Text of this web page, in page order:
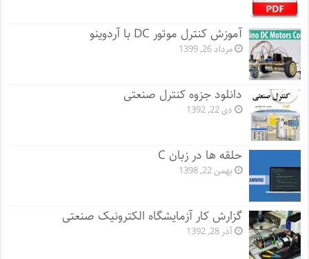
آموزش کنترل موتور DC با آردوینو
مرداد 26, 1399
دانلود جزوه کنترل صنعتی
دی 22, 1392
حلقه ها در زبان C
بهمن 22, 1398
گزارش کار آزمایشگاه الکترونیک صنعتی
آذر 28, 1392